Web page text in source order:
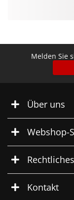
Melden Sie
Über uns
Webshop-
Rechtliches
Kontakt